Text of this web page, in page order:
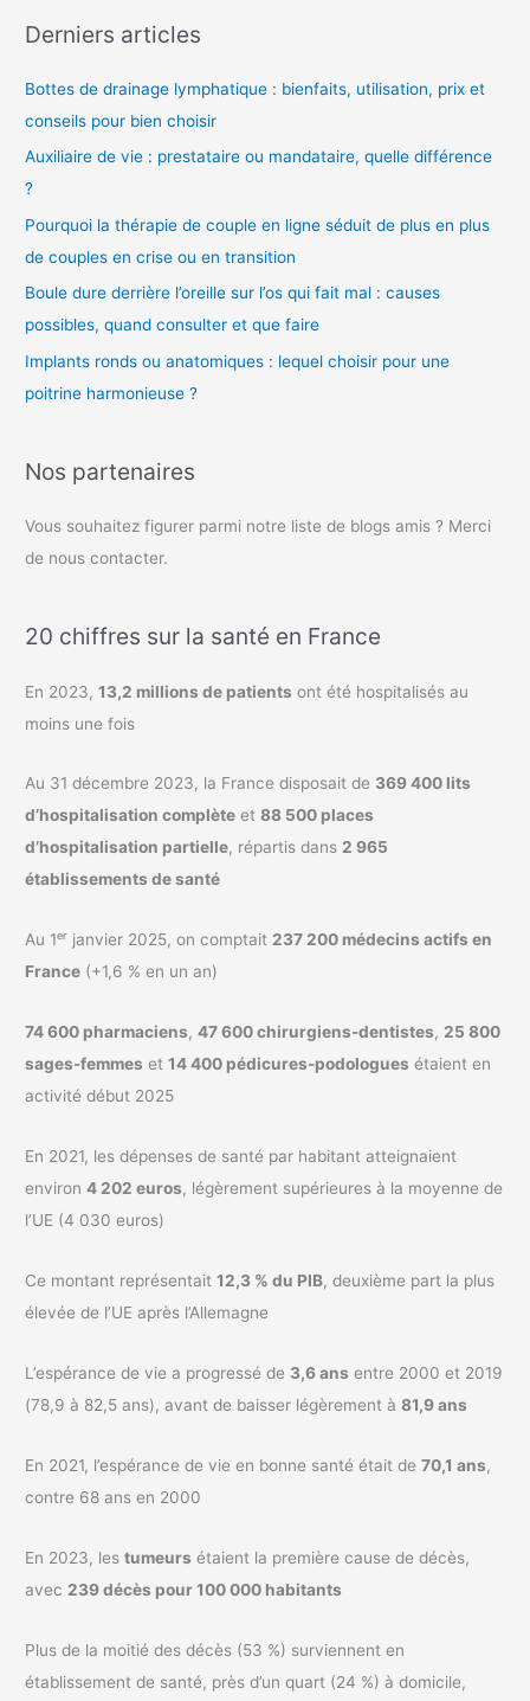
é
Derniers articles
Bottes de drainage lymphatique : bienfaits, utilisation, prix et
conseils pour bien choisir
Auxiliaire de vie : prestataire ou mandataire, quelle différence
?
Pourquoi la thérapie de couple en ligne séduit de plus en plus
de couples en crise ou en transition
Boule dure derrière l’oreille sur l’os qui fait mal : causes
possibles, quand consulter et que faire
Implants ronds ou anatomiques : lequel choisir pour une
poitrine harmonieuse ?
Nos partenaires
Vous souhaitez figurer parmi notre liste de blogs amis ? Merci
de nous contacter.
20 chiffres sur la santé en France
En 2023,13,2 millions de patients ont été hospitalisés au
moins une fois
Au 31 décembre 2023, la France disposait de 369 400 lits
d’hospitalisation complète et88 500 places
d’hospitalisation partielle, répartis dans 2 965
établissements de santé
Au 1ᵉʳ janvier 2025, on comptait 237 200 médecins actifs en
France (+1,6 % en un an)
74 600 pharmaciens,47 600 chirurgiens-dentistes, 25 800
sages-femmes et14 400 pédicures-podologues étaient en
activité début 2025
En 2021, les dépenses de santé par habitant atteignaient
environ4 202 euros, légèrement supérieures à la moyenne de
l’UE (4 030 euros)
Ce montant représentait12,3 % du PIB, deuxième part la plus
élevée de l’UE après l’Allemagne
L’espérance de vie a progressé de 3,6 ans entre 2000 et 2019
(78,9 à 82,5 ans), avant de baisser légèrement à81,9 ans
En 2021, l’espérance de vie en bonne santé était de70,1 ans,
contre 68 ans en 2000
En 2023, lestumeurs étaient la première cause de décès,
avec 239 décès pour 100 000 habitants
Plus de la moitié des décès (53 %) surviennent en
établissement de santé, près d’un quart (24 %) à domicile,